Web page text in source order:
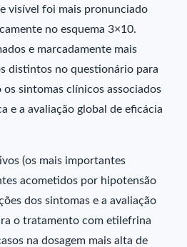
visível foi mais pronunciado
no esquema 3×10.
e marcadamente mais
distintos no questionário para
os sintomas clínicos associados
e a avaliação global de eficácia
(os mais importantes
acometidos por hipotensão
dos sintomas e a avaliação
o tratamento com etilefrina
na dosagem mais alta de